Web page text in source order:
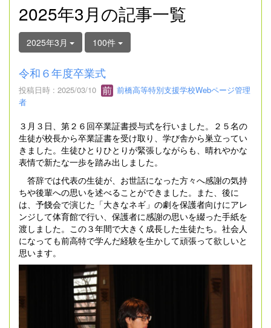
2025年3月の記事一覧
2025年3月 100件
令和６年度卒業式
投稿日時 : 2025/03/10
前橋高等特別支援学校Webページ管理
者
３月３日、第２６回卒業証書授与式を行いました。２５名の
生徒が校長から卒業証書を受け取り、学び舎から巣立ってい
きました。生徒ひとりひとりが緊張しながらも、晴れやかな
表情で新たな一歩を踏み出しました。
答辞では代表の生徒が、お世話になった方々へ感謝の気持
ちや後輩への思いを述べることができました。また、後に
は、予餞会で演じた「大きなネギ」の劇を保護者向けにアレ
ンジして体育館で行い、保護者に感謝の思いを綴った手紙を
渡しました。この３年間で大きく成長した生徒たち。社会人
になっても前高特で学んだ経験を生かして頑張って欲しいと
思います。